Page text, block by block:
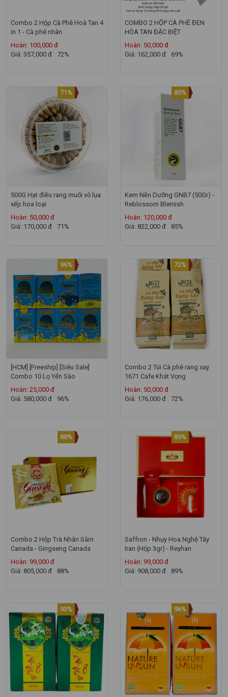
Combo 2 Hộp Cà Phê Hoà Tan 4
in 1 - Cà phê nhân
Hoàn: 100,000 đ
Giá: 357,000 đ
72%
COMBO 2 HỘP CÀ PHÊ ĐEN
HÒA TAN ĐẶC BIỆT
Hoàn: 50,000 đ
Giá: 162,000 đ
69%
71%
500G Hạt điều rang muối vỏ lụa
xếp hoa loại
Hoàn: 50,000 đ
Giá: 170,000 đ
71%
85%
Kem Nền Dưỡng GNB7 (50Gr) -
Reblossom Blemish
Hoàn: 120,000 đ
Giá: 822,000 đ
85%
96%
[HCM] [Freeship] [Siêu Sale]
Combo 10 Lọ Yến Sào
Hoàn: 25,000 đ
Giá: 580,000 đ
96%
72%
Combo 2 Túi Cà phê rang xay
1671 Cafe Khát Vọng
Hoàn: 50,000 đ
Giá: 176,000 đ
72%
88%
Combo 2 Hộp Trà Nhân Sâm
Canada - Gingseng Canada
Hoàn: 99,000 đ
Giá: 805,000 đ
88%
89%
Saffron - Nhụy Hoa Nghệ Tây
Iran (Hộp 3gr) - Reyhan
Hoàn: 99,000 đ
Giá: 908,000 đ
89%
93% 96%